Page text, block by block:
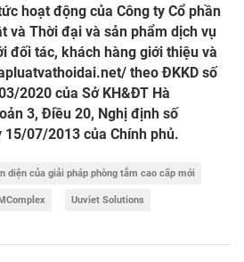
hoạt động của Công ty Cổ phần
và Thời đại và sản phẩm dịch vụ
đối tác, khách hàng giới thiệu và
theo ĐKKD số
2020 của Sở KH&ĐT Hà
3, Điều 20, Nghị định số
07/2013 của Chính phủ.
diện của giải pháp phòng tắm cao cấp mới
Uuviet Solutions